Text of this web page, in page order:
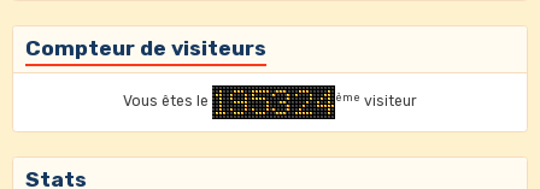
Compteur de visiteurs
Vous êtes le ème visiteur
Stats